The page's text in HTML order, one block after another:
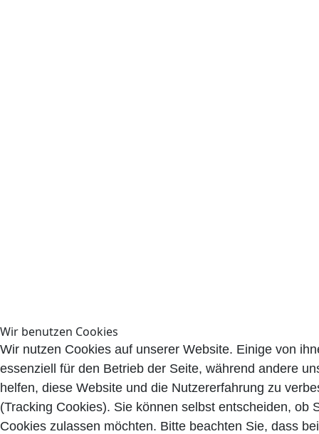
Wir benutzen Cookies
Wir nutzen Cookies auf unserer Website. Einige von
essenziell für den Betrieb der Seite, während andere
helfen, diese Website und die Nutzererfahrung zu
(Tracking Cookies). Sie können selbst entscheiden, ob
Cookies zulassen möchten. Bitte beachten Sie, dass